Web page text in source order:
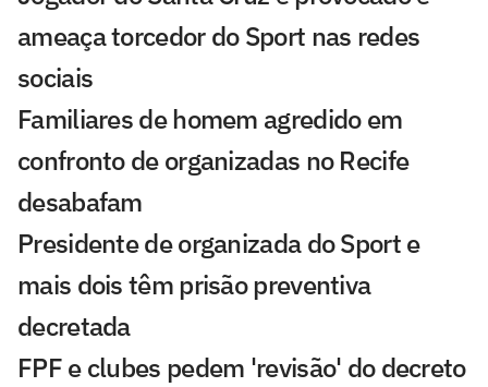
ameaça torcedor do Sport nas redes
sociais
Familiares de homem agredido em
confronto de organizadas no Recife
desabafam
Presidente de organizada do Sport e
mais dois têm prisão preventiva
decretada
FPF e clubes pedem 'revisão' do decreto